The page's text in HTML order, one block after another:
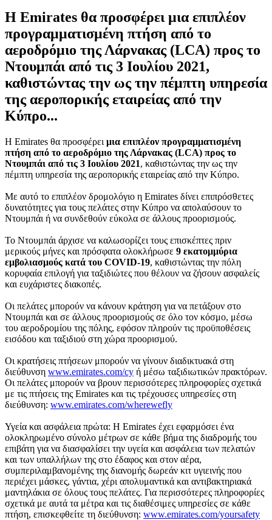
Η Emirates θα προσφέρει μια επιπλέον
προγραμματισμένη πτήση από το
αεροδρόμιο της Λάρνακας (LCA) προς το
Ντουμπάι από τις 3 Ιουλίου 2021,
καθιστώντας την ως την πέμπτη υπηρεσία
της αεροπορικής εταιρείας από την
Κύπρο...
Η Emirates θα προσφέρει μια επιπλέον προγραμματισμένη
πτήση από το αεροδρόμιο της Λάρνακας (LCA) προς το
Ντουμπάι από τις 3 Ιουλίου 2021, καθιστώντας την ως την
πέμπτη υπηρεσία της αεροπορικής εταιρείας από την Κύπρο.
Με αυτό το επιπλέον δρομολόγιο η Emirates δίνει επιπρόσθετες
δυνατότητες για τους πελάτες στην Κύπρο να απολαύσουν το
Ντουμπάι ή να συνδεθούν εύκολα σε άλλους προορισμούς.
Το Ντουμπάι άρχισε να καλωσορίζει τους επισκέπτες πριν
μερικούς μήνες και πρόσφατα ολοκλήρωσε 9 εκατομμύρια
εμβολιασμούς κατά του COVID-19, καθιστώντας την πόλη
κορυφαία επιλογή για ταξιδιώτες που θέλουν να ζήσουν ασφαλείς
και ευχάριστες διακοπές.
Οι πελάτες μπορούν να κάνουν κράτηση για να πετάξουν στο
Ντουμπάι και σε άλλους προορισμούς σε όλο τον κόσμο, μέσω
του αεροδρομίου της πόλης, εφόσον πληρούν τις προϋποθέσεις
εισόδου και ταξιδιού στη χώρα προορισμού.
Οι κρατήσεις πτήσεων μπορούν να γίνουν διαδικτυακά στη
διεύθυνση www.emirates.com/cy ή μέσω ταξιδιωτικών πρακτόρων.
Οι πελάτες μπορούν να βρουν περισσότερες πληροφορίες σχετικά
με τις πτήσεις της Emirates και τις τρέχουσες υπηρεσίες στη
διεύθυνση: www.emirates.com/wherewefly
Υγεία και ασφάλεια πρώτα: Η Emirates έχει εφαρμόσει ένα
ολοκληρωμένο σύνολο μέτρων σε κάθε βήμα της διαδρομής του
επιβάτη για να διασφαλίσει την υγεία και ασφάλεια των πελατών
και των υπαλλήλων της στο έδαφος και στον αέρα,
συμπεριλαμβανομένης της διανομής δωρεάν κιτ υγιεινής που
περιέχει μάσκες, γάντια, χέρι απολυμαντικά και αντιβακτηριακά
μαντηλάκια σε όλους τους πελάτες. Για περισσότερες πληροφορίες
σχετικά με αυτά τα μέτρα και τις διαθέσιμες υπηρεσίες σε κάθε
πτήση, επισκεφθείτε τη διεύθυνση: www.emirates.com/yoursafety